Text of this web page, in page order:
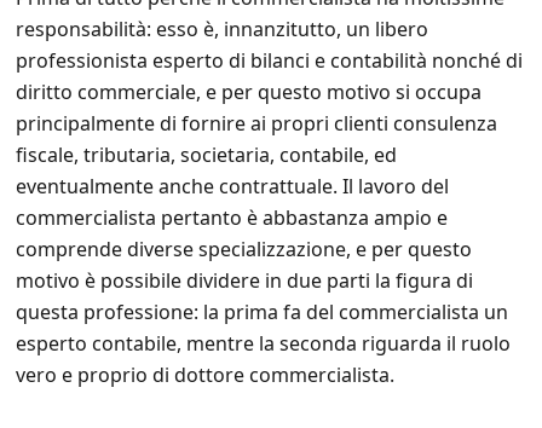
responsabilità: esso è, innanzitutto, un libero
professionista esperto di bilanci e contabilità nonché di
diritto commerciale, e per questo motivo si occupa
principalmente di fornire ai propri clienti consulenza
fiscale, tributaria, societaria, contabile, ed
eventualmente anche contrattuale. Il lavoro del
commercialista pertanto è abbastanza ampio e
comprende diverse specializzazione, e per questo
motivo è possibile dividere in due parti la figura di
questa professione: la prima fa del commercialista un
esperto contabile, mentre la seconda riguarda il ruolo
vero e proprio di dottore commercialista.